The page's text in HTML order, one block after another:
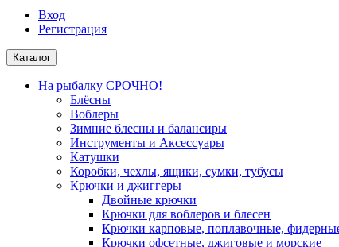
Вход
Регистрация
Каталог
На рыбалку СРОЧНО!
Блёсны
Воблеры
Зимние блесны и балансиры
Инструменты и Аксессуары
Катушки
Коробки, чехлы, ящики, сумки, тубусы
Крючки и джиггеры
Двойные крючки
Крючки для воблеров и блесен
Крючки карповые, поплавочные,
Крючки офсетные, джиговые и морские